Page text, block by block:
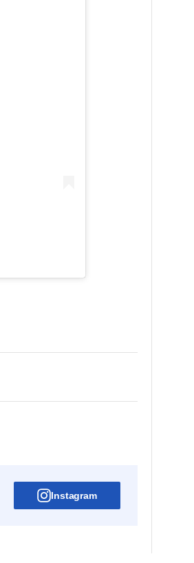
Instagram